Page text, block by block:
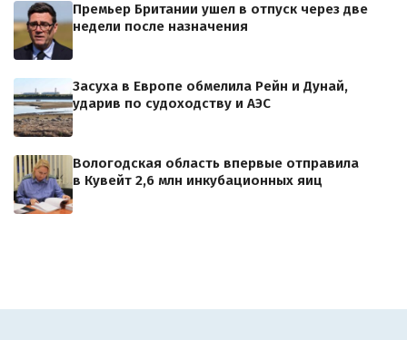
Премьер Британии ушел в отпуск через две
недели после назначения
Засуха в Европе обмелила Рейн и Дунай,
ударив по судоходству и АЭС
Вологодская область впервые отправила
в Кувейт 2,6 млн инкубационных яиц